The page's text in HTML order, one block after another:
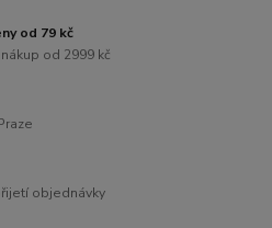
od 79 kč
od 2999 kč
objednávky